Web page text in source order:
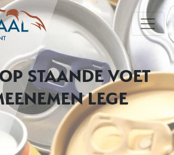
STAANDE VOET
LEGE